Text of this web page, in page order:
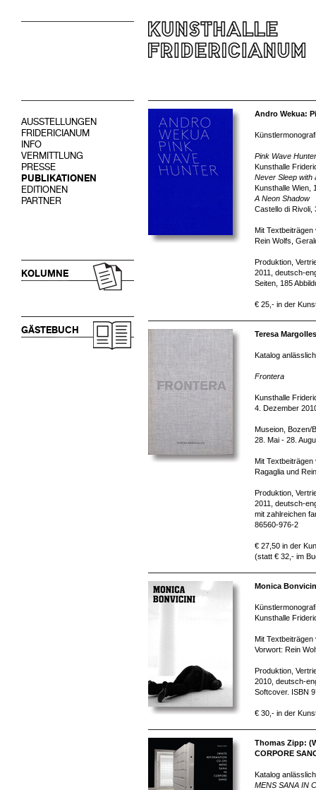
AUSSTELLUNGEN
FRIDERICIANUM
INFO
VERMITTLUNG
PRESSE
PUBLIKATIONEN
EDITIONEN
PARTNER
KOLUMNE
GÄSTEBUCH
Andro Wekua:
Pink Wave Hunter
Kunsthalle
Never Sleep with
Kunsthalle Wien,
A Neon Shadow
Castello di Rivoli,
Mit
Rein Wolfs,
Produktion,
2011, deutsch-
Seiten, 185
€ 25,- in der
Teresa
Katalog
Frontera
Kunsthalle
4. Dezember
Museion, Bozen/
28. Mai - 28.
Mit Textbeiträgen
Ragaglia und
Produktion,
2011, deutsch-
mit zahlreichen
86560-976-2
€ 27,50 in der
(statt € 32,- im
Monica
Kunsthalle
Mit
Vorwort: Rein
Produktion,
2010, deutsch-
Softcover. ISBN
€ 30,- in der
Thomas Zipp:
CORPORE
Katalog
MENS SANA IN